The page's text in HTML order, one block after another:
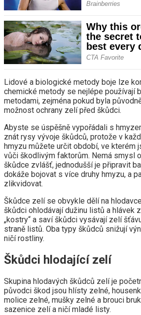
Lidové a biologické metody boje lze
chemické metody se nejlépe používají
metodami, zejména pokud byla
možnost ochrany zelí před škůdci.
Abyste se úspěšně vypořádali s
znát rysy vývoje škůdců, protože v
hmyzu můžete určit období, ve kterém
vůči škodlivým faktorům. Nemá smysl
škůdce zvlášť, jednodušší je připravit
dokáže bojovat s více druhy hmyzu, a
zlikvidovat.
Škůdce zelí se obvykle dělí na
škůdci ohlodávají dužinu listů a hlávek
„kostry“ a saví škůdci vysávají zelí
straně listů. Oba typy škůdců snižují
ničí rostliny.
Škůdci hlodající zelí
Skupina hlodavých škůdců zelí je
původci škod jsou hlísty zelné,
molice zelné, mušky zelné a brouci
sazenice zelí a ničí mladé listy.